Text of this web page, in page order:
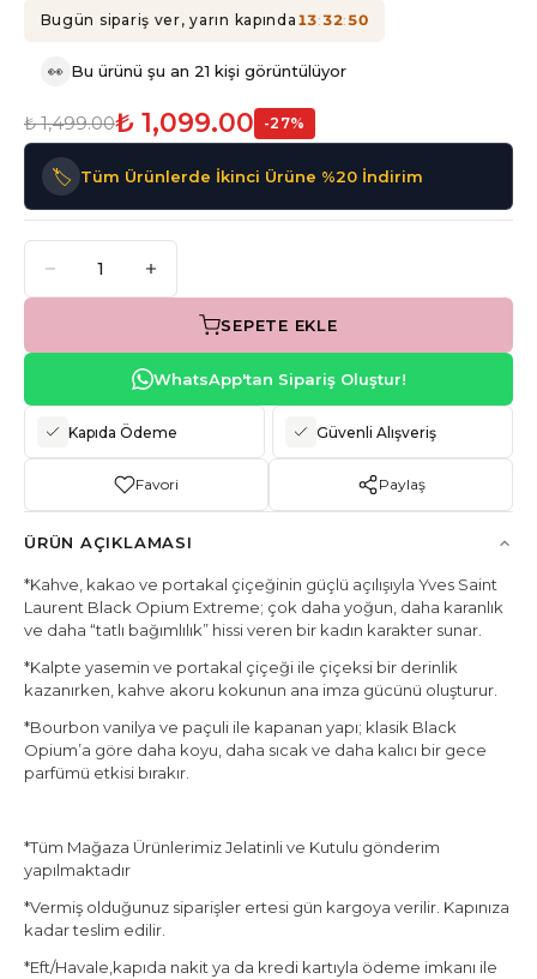
Bugün sipariş ver, yarın kapında 13:32:50
👀 Bu ürünü şu an 21 kişi görüntülüyor
₺ 1,499.00₺ 1,099.00 -27%
🏷️ Tüm Ürünlerde İkinci Ürüne %20 İndirim
SEPETE EKLE
WhatsApp'tan Sipariş Oluştur!
Kapıda Ödeme Güvenli Alışveriş
Favori Paylaş
ÜRÜN AÇIKLAMASI
*Kahve, kakao ve portakal çiçeğinin güçlü açılışıyla Yves Saint
Laurent Black Opium Extreme; çok daha yoğun, daha karanlık
ve daha “tatlı bağımlılık” hissi veren bir kadın karakter sunar.
*Kalpte yasemin ve portakal çiçeği ile çiçeksi bir derinlik
kazanırken, kahve akoru kokunun ana imza gücünü oluşturur.
*Bourbon vanilya ve paçuli ile kapanan yapı; klasik Black
Opium’a göre daha koyu, daha sıcak ve daha kalıcı bir gece
parfümü etkisi bırakır.
*Tüm Mağaza Ürünlerimiz Jelatinli ve Kutulu gönderim
yapılmaktadır
*Vermiş olduğunuz siparişler ertesi gün kargoya verilir. Kapınıza
kadar teslim edilir.
*Eft/Havale,kapıda nakit ya da kredi kartıyla ödeme imkanı ile